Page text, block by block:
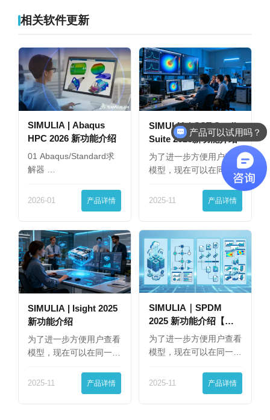
相关软件更新
SIMULIA | Abaqus
HPC 2026 新功能介绍
01 Abaqus/Standard求
解器 …
2026-01 产品详情
SIMULIA | CST Studio
Suite 2025新功能介绍
为了进一步方便用户查看
模型，现在可以在同一
2025-11 产品详情
SIMULIA | Isight 2025
新功能介绍
为了进一步方便用户查看
模型，现在可以在同一
2025-11 产品详情
SIMULIA｜SPDM
2025 新功能介绍【下
篇】
为了进一步方便用户查看
模型，现在可以在同一
2025-11 产品详情
产品可以试用吗？